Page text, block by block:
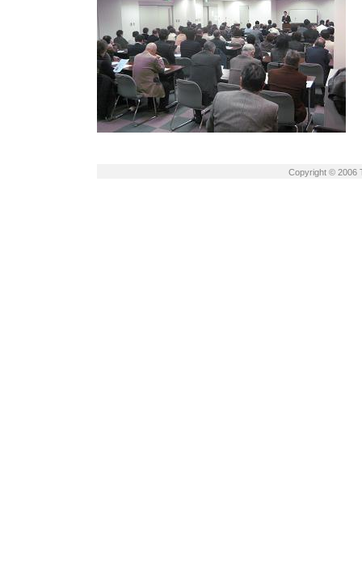
Copyright © 2006